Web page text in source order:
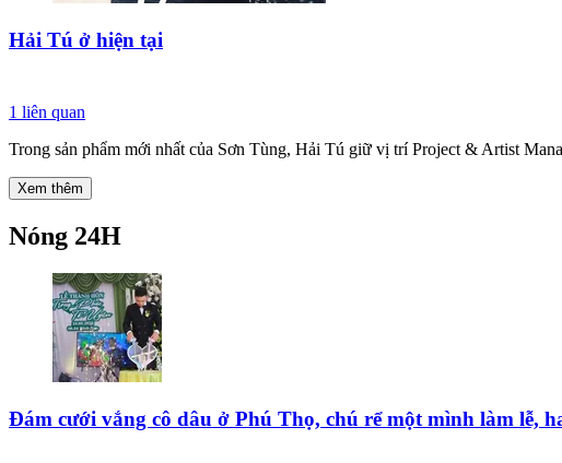
Hải Tú ở hiện tại
1 liên quan
Trong sản phẩm mới nhất của Sơn Tùng, Hải Tú giữ vị trí Project & Artist
Xem thêm
Nóng 24H
Đám cưới vắng cô dâu ở Phú Thọ, chú rể một mình làm lễ,